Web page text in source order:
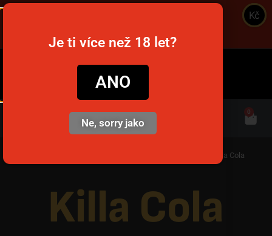
snusim.to
0
/ Killa Cola
Killa Cola
Kč
Je ti více než 18 let?
ANO
Ne, sorry jako